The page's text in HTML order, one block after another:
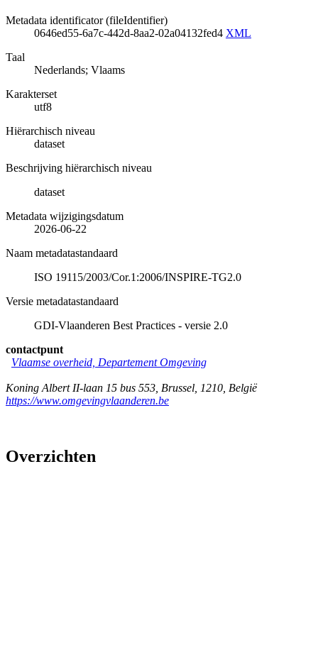
Metadata identificator (fileIdentifier)
0646ed55-6a7c-442d-8aa2-02a04132fed4 XML
Taal
Nederlands; Vlaams
Karakterset
utf8
Hiërarchisch niveau
dataset
Beschrijving hiërarchisch niveau
dataset
Metadata wijzigingsdatum
2026-06-22
Naam metadatastandaard
ISO 19115/2003/Cor.1:2006/INSPIRE-TG2.0
Versie metadatastandaard
GDI-Vlaanderen Best Practices - versie 2.0
contactpunt
Vlaamse overheid, Departement Omgeving
Koning Albert II-laan 15 bus 553 Brussel 1210 België
https://www.omgevingvlaanderen.be
Overzichten